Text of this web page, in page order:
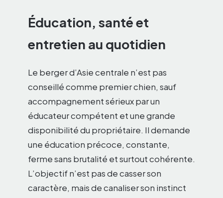
Éducation, santé et
entretien au quotidien
Le berger d’Asie centrale n’est pas
conseillé comme premier chien, sauf
accompagnement sérieux par un
éducateur compétent et une grande
disponibilité du propriétaire. Il demande
une éducation précoce, constante,
ferme sans brutalité et surtout cohérente.
L’objectif n’est pas de casser son
caractère, mais de canaliser son instinct